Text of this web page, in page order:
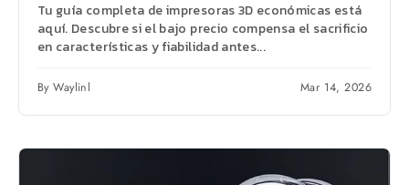
Tu guía completa de impresoras 3D económicas está
aquí. Descubre si el bajo precio compensa el sacrificio
en características y fiabilidad antes...
By Waylinl Mar 14, 2026